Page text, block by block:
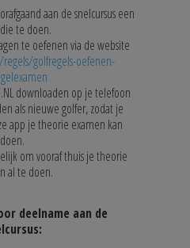
aan de snelcursus een
te doen.
te oefenen via de website
golfregels-oefenen-
downloaden op je telefoon
als nieuwe golfer, zodat je
app je theorie examen kan
doen.
om vooraf thuis je theorie
al te doen.
deelname aan de